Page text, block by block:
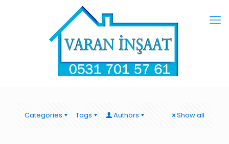
Categories Tags Authors Show all